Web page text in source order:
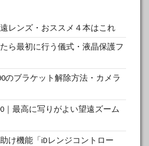
レンズ・おススメ４本はこれ
ら最初に行う儀式・液晶保護フ
のブラケット解除方法・カメラ
｜最高に写りがよい望遠ズーム
け機能「iDレンジコントロー